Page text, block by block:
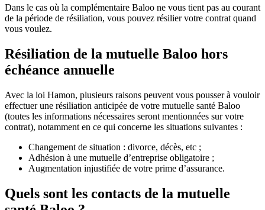
Dans le cas où la complémentaire Baloo ne vous tient pas au courant
de la période de résiliation, vous pouvez résilier votre contrat quand
vous voulez.
Résiliation de la mutuelle Baloo hors
échéance annuelle
Avec la loi Hamon, plusieurs raisons peuvent vous pousser à vouloir
effectuer une résiliation anticipée de votre mutuelle santé Baloo
(toutes les informations nécessaires seront mentionnées sur votre
contrat), notamment en ce qui concerne les situations suivantes :
Changement de situation : divorce, décès, etc ;
Adhésion à une mutuelle d’entreprise obligatoire ;
Augmentation injustifiée de votre prime d’assurance.
Quels sont les contacts de la mutuelle